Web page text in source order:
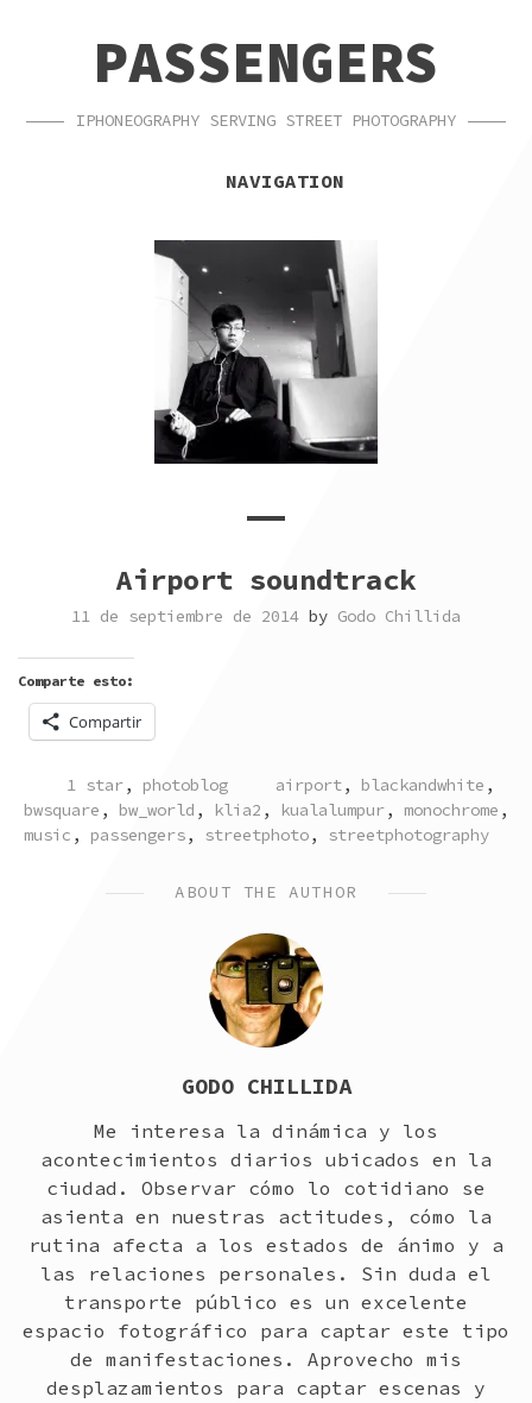
NAVIGATIONPASSENGERS
IPHONEOGRAPHY SERVING STREET PHOTOGRAPHY
NAVIGATION
Airport soundtrack
11 de septiembre de 2014 by Godo Chillida
Comparte esto:
Compartir
POSTED
IN
1 star, photoblog TAGGED
airport, blackandwhite ,
bwsquare , bw_world , klia2 , kualalumpur, monochrome ,
music , passengers, streetphoto, streetphotography
ABOUT THE AUTHOR
GODO CHILLIDA
Me interesa la dinámica y los
acontecimientos diarios ubicados en la
ciudad. Observar cómo lo cotidiano se
asienta en nuestras actitudes, cómo la
rutina afecta a los estados de ánimo y a
las relaciones personales. Sin duda el
transporte público es un excelente
espacio fotográfico para captar este tipo
de manifestaciones. Aprovecho mis
desplazamientos para captar escenas y